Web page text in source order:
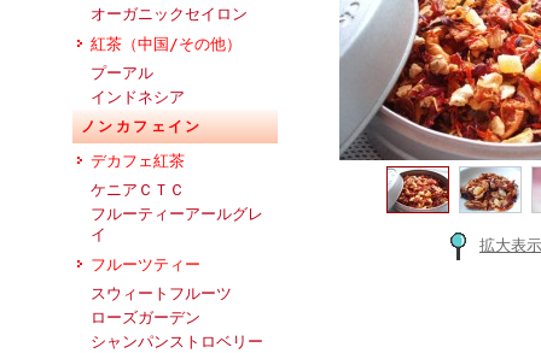
オーガニックセイロン
紅茶（中国/その他）
プーアル
インドネシア
ノンカフェイン
デカフェ紅茶
ケニアＣＴＣ
フルーティーアールグレ
イ
フルーツティー
スウィートフルーツ
ローズガーデン
シャンパンストロベリー
拡大表示